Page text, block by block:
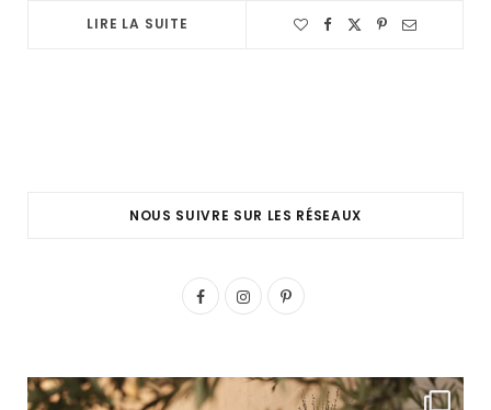
LIRE LA SUITE
NOUS SUIVRE SUR LES RÉSEAUX
F
I
P